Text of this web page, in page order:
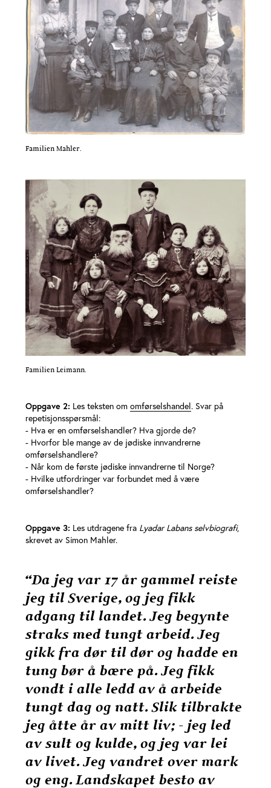
Familien Mahler.
Familien Leimann.
Oppgave 2: Les teksten om omførselshandel. Svar på
repetisjonsspørsmål:
- Hva er en omførselshandler? Hva gjorde de?
- Hvorfor ble mange av de jødiske innvandrerne
omførselshandlere?
- Når kom de første jødiske innvandrerne til Norge?
- Hvilke utfordringer var forbundet med å være
omførselshandler?
Oppgave 3: Les utdragene fra Lyadar Labans selvbiografi,
skrevet av Simon Mahler.
“Da jeg var 17 år gammel reiste
jeg til Sverige, og jeg fikk
adgang til landet. Jeg begynte
straks med tungt arbeid. Jeg
gikk fra dør til dør og hadde en
tung bør å bære på. Jeg fikk
vondt i alle ledd av å arbeide
tungt dag og natt. Slik tilbrakte
jeg åtte år av mitt liv; - jeg led
av sult og kulde, og jeg var lei
av livet. Jeg vandret over mark
og eng. Landskapet besto av